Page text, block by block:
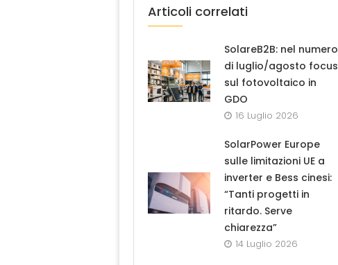
Articoli correlati
SolareB2B: nel numero
di luglio/agosto focus
sul fotovoltaico in
GDO
16 Luglio 2026
SolarPower Europe
sulle limitazioni UE a
inverter e Bess cinesi:
“Tanti progetti in
ritardo. Serve
chiarezza”
14 Luglio 2026